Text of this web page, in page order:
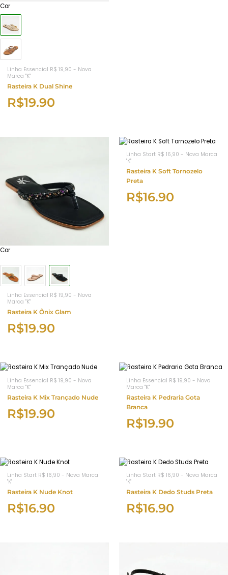
Cor
Linha Essencial R$ 19,90 - Nova
Marca "K"
Rasteira K Dual Shine
R$19.90
Cor
Linha Essencial R$ 19,90 - Nova
Marca "K"
Rasteira K Ônix Glam
R$19.90
Linha Start R$ 16,90 - Nova Marca
"K"
Rasteira K Soft Tornozelo
Preta
R$16.90
Linha Essencial R$ 19,90 - Nova
Marca "K"
Rasteira K Mix Trançado Nude
R$19.90
Linha Essencial R$ 19,90 - Nova
Marca "K"
Rasteira K Pedraria Gota
Branca
R$19.90
Linha Start R$ 16,90 - Nova Marca
"K"
Rasteira K Nude Knot
R$16.90
Linha Start R$ 16,90 - Nova Marca
"K"
Rasteira K Dedo Studs Preta
R$16.90